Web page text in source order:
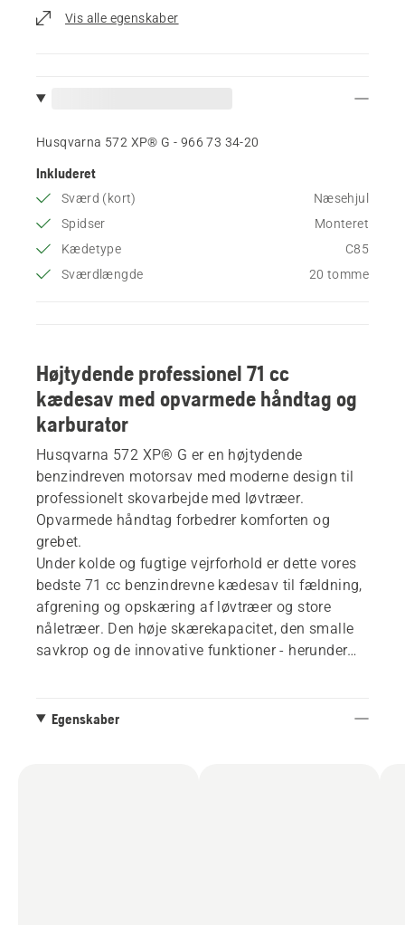
Vis alle egenskaber
Husqvarna 572 XP® G - 966 73 34‑20
Inkluderet
Sværd (kort)
Næsehjul
Spidser
Monteret
Kædetype
C85
Sværdlængde
20 tomme
Højtydende professionel 71 cc
kædesav med opvarmede håndtag og
karburator
Husqvarna 572 XP® G er en højtydende
benzindreven motorsav med moderne design til
professionelt skovarbejde med løvtræer.
Opvarmede håndtag forbedrer komforten og
grebet.
Under kolde og fugtige vejrforhold er dette vores
bedste 71 cc benzindrevne kædesav til fældning,
afgrening og opskæring af løvtræer og store
nåletræer. Den høje skærekapacitet, den smalle
savkrop og de innovative funktioner - herunder
Egenskaber